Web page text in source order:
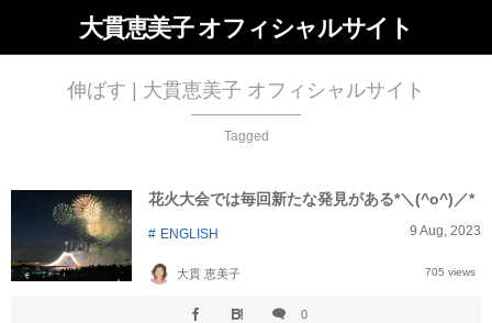
大貫恵美子 オフィシャルサイト
伸ばす | 大貫恵美子 オフィシャルサイト
Tagged
花火大会では毎回新たな発見がある*＼(^o^)／*
ENGLISH 9 Aug 2023
大貫 恵美子 705 views
0